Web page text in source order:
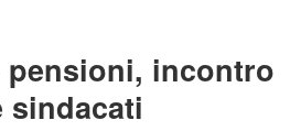
pensioni, incontro
sindacati